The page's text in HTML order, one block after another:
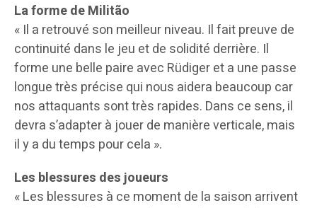
La forme de Militão
« Il a retrouvé son meilleur niveau. Il fait preuve de
continuité dans le jeu et de solidité derrière. Il
forme une belle paire avec Rüdiger et a une passe
longue très précise qui nous aidera beaucoup car
nos attaquants sont très rapides. Dans ce sens, il
devra s’adapter à jouer de manière verticale, mais
il y a du temps pour cela ».
Les blessures des joueurs
« Les blessures à ce moment de la saison arrivent